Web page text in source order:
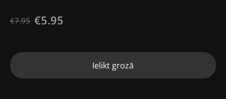
€7.95 €5.95
Ielikt grozā